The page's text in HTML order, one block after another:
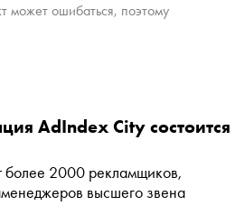
может ошибаться, поэтому
AdIndex City состоится
более 2000 рекламщиков,
высшего звена